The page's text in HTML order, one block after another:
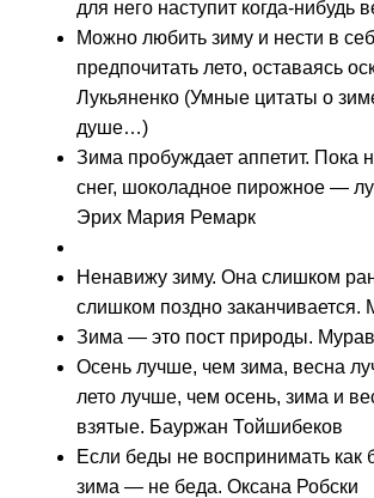
для него наступит когда-нибудь
Можно любить зиму и нести в
предпочитать лето, оставаясь
Лукьяненко (Умные цитаты о
душе…)
Зима пробуждает аппетит. Пока
снег, шоколадное пирожное —
Эрих Мария Ремарк
Ненавижу зиму. Она слишком
слишком поздно
Зима — это пост природы.
Осень лучше, чем зима, весна
лето лучше, чем осень, зима и
взятые. Бауржан Тойшибеков
Если беды не воспринимать как
зима — не беда. Оксана Робски